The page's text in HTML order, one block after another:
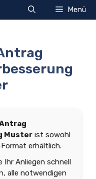
Menü
Muster ist sowohl
erhältlich.
Ihr Anliegen schnell
alle notwendigen